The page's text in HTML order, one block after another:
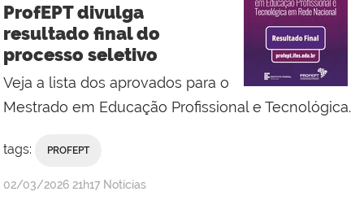
ProfEPT divulga
resultado final do
processo seletivo
Veja a lista dos aprovados para o
Mestrado em Educação Profissional e Tecnológica.
tags: PROFEPT
por
publicado
02/03/2026 21h17 Notícias